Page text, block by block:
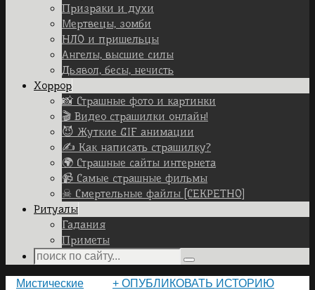
Призраки и духи
Мертвецы, зомби
НЛО и пришельцы
Ангелы, высшие силы
Дьявол, бесы, нечисть
Хоррор
📸 Страшные фото и картинки
🎬 Видео страшилки онлайн!
😈 Жуткие GIF анимации
✍ Как написать страшилку?
🌍 Страшные сайты интернета
📹 Самые страшные фильмы
☠ Смертельные файлы [СЕКРЕТНО]
Ритуалы
Гадания
Приметы
Search
Search
Home
Мистические
+ ОПУБЛИКОВАТЬ ИСТОРИЮ